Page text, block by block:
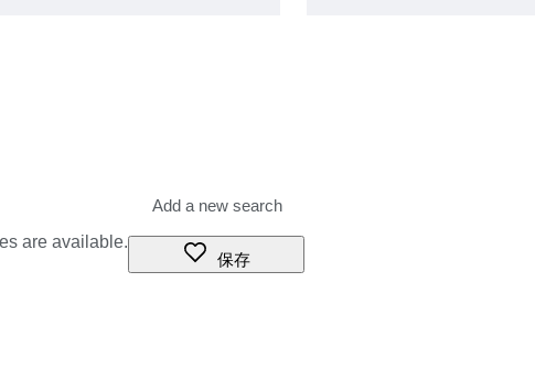
are available.
保存